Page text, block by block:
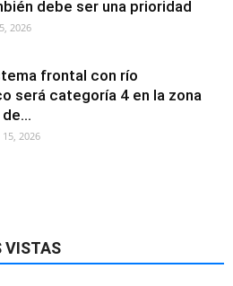
debe ser una prioridad
2026
frontal con río
será categoría 4 en la zona
2026
VISTAS